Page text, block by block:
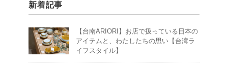
新着記事
【台南ARIORI】お店で扱っている日本の
アイテムと、わたしたちの思い【台湾ラ
イフスタイル】